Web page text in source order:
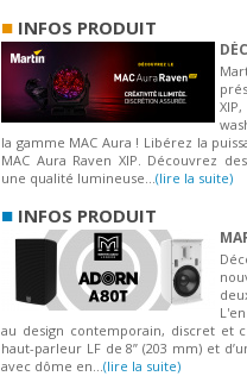
■ INFOS PRODUIT
la gamme MAC Aura ! Libérez la
MAC Aura Raven XIP. Découvrez
une qualité lumineuse... (lire la suite)
■ INFOS PRODUIT
au design contemporain, discret et
haut-parleur LF de 8” (203 mm) et
avec dôme en... (lire la suite)